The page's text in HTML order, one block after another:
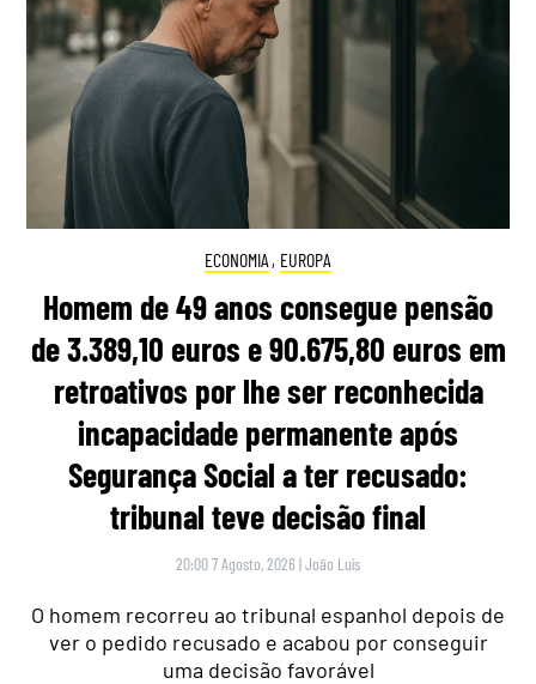
ECONOMIA , EUROPA
Homem de 49 anos consegue pensão
de 3.389,10 euros e 90.675,80 euros em
retroativos por lhe ser reconhecida
incapacidade permanente após
Segurança Social a ter recusado:
tribunal teve decisão final
20:00 7 Agosto, 2026 |João Luís
O homem recorreu ao tribunal espanhol depois de
ver o pedido recusado e acabou por conseguir
uma decisão favorável